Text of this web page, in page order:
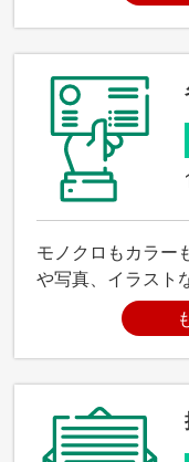
モノクロもカラー
や写真、イラスト